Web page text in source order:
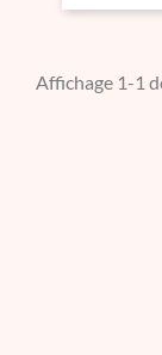
Affichage 1-1